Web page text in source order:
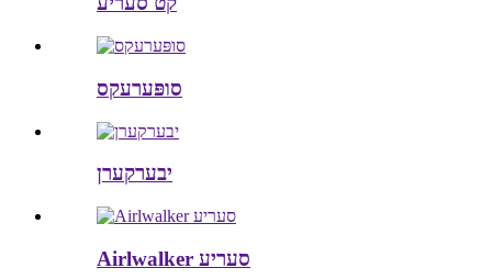
סופּערעקס
יבערקערן
Airlwalker סעריע